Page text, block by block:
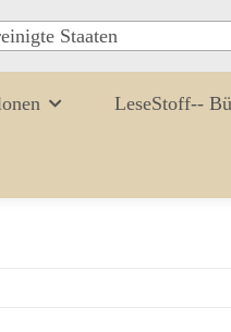
Staaten
LeseStoff--